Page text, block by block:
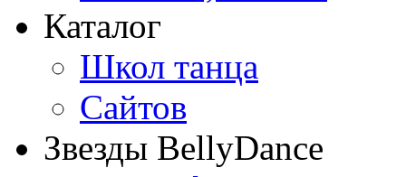
Каталог
Школ танца
Сайтов
Звезды BellyDance